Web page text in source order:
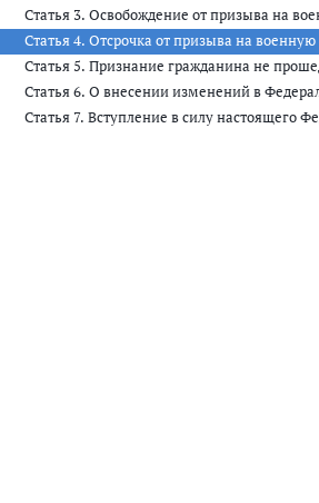
Статья 3. Освобождение от призыва на
Статья 4. Отсрочка от призыва на военную
Статья 5. Признание гражданина не
Статья 6. О внесении изменений в
Статья 7. Вступление в силу настоящего